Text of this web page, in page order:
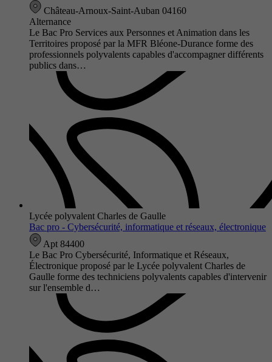
Château-Arnoux-Saint-Auban 04160
Alternance
Le Bac Pro Services aux Personnes et Animation dans les
Territoires proposé par la MFR Bléone-Durance forme des
professionnels polyvalents capables d'accompagner différents
publics dans…
Lycée polyvalent Charles de Gaulle
Bac pro - Cybersécurité, informatique et réseaux, électronique
Apt 84400
Le Bac Pro Cybersécurité, Informatique et Réseaux,
Électronique proposé par le Lycée polyvalent Charles de
Gaulle forme des techniciens polyvalents capables d'intervenir
sur l'ensemble d…